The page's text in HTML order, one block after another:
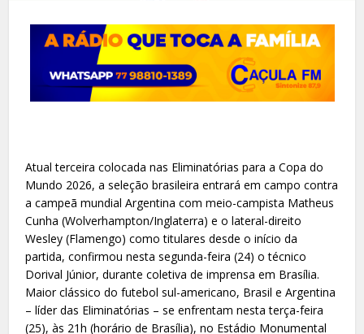
Atual terceira colocada nas Eliminatórias para a Copa do
Mundo 2026, a seleção brasileira entrará em campo contra
a campeã mundial Argentina com meio-campista Matheus
Cunha (Wolverhampton/Inglaterra) e o lateral-direito
Wesley (Flamengo) como titulares desde o início da
partida, confirmou nesta segunda-feira (24) o técnico
Dorival Júnior, durante coletiva de imprensa em Brasília.
Maior clássico do futebol sul-americano, Brasil e Argentina
– líder das Eliminatórias – se enfrentam nesta terça-feira
(25), às 21h (horário de Brasília), no Estádio Monumental